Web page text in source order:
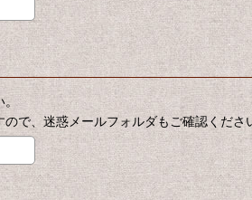
。
で、迷惑メールフォルダもご確認くださ